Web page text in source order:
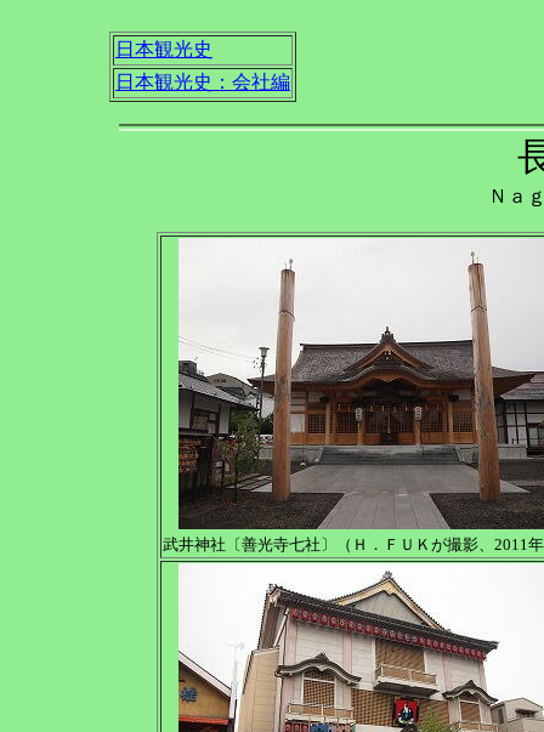
日本観光史
日本観光史：会社編
Ｎａ
武井神社〔善光寺七社〕（Ｈ．ＦＵＫが撮影、2011